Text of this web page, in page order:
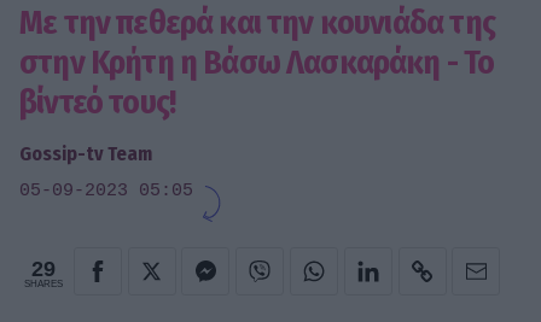
Με την πεθερά και την κουνιάδα της
στην Κρήτη η Βάσω Λασκαράκη - Το
βίντεό τους!
Gossip-tv Team
05-09-2023 05:05
29
SHARES